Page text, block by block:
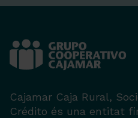
Cajamar Caja Rural,
Crédito és una entitat